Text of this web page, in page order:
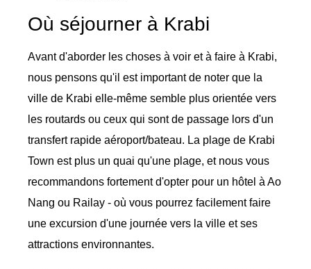
Où séjourner à Krabi
Avant d'aborder les choses à voir et à faire à Krabi,
nous pensons qu'il est important de noter que la
ville de Krabi elle-même semble plus orientée vers
les routards ou ceux qui sont de passage lors d'un
transfert rapide aéroport/bateau. La plage de Krabi
Town est plus un quai qu'une plage, et nous vous
recommandons fortement d'opter pour un hôtel à Ao
Nang ou Railay - où vous pourrez facilement faire
une excursion d'une journée vers la ville et ses
attractions environnantes.